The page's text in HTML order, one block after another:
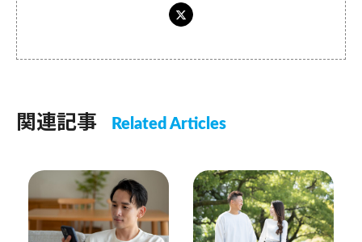
関連記事 Related Articles